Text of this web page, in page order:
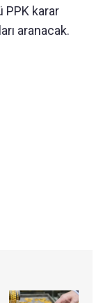
PPK karar
aranacak.